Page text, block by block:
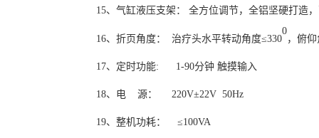
15、气缸液压支架 ： 全方位调节，全铝坚硬打造
16、折页角度： 治疗头水平转动角度≤330
0
，俯
17、定时功能: 1-90分钟 触摸输入
18、电 源： 220V±22V 50Hz
19、整机功耗： ≤100VA